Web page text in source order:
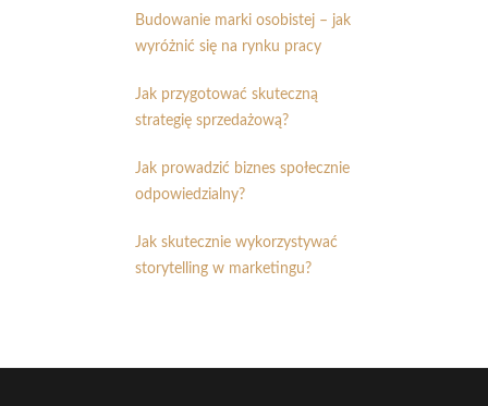
Budowanie marki osobistej – jak
wyróżnić się na rynku pracy
Jak przygotować skuteczną
strategię sprzedażową?
Jak prowadzić biznes społecznie
odpowiedzialny?
Jak skutecznie wykorzystywać
storytelling w marketingu?